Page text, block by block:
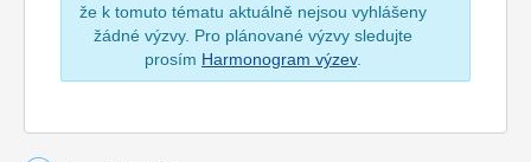
že k tomuto tématu aktuálně nejsou vyhlášeny
žádné výzvy. Pro plánované výzvy sledujte
prosím Harmonogram výzev.